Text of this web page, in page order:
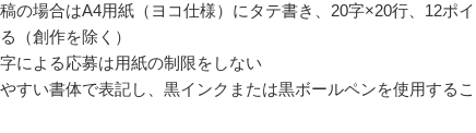
の場合はA4用紙（ヨコ仕様）にタテ書き、20字×20行、12ポイ
（創作を除く）
による応募は用紙の制限をしない
すい書体で表記し、黒インクまたは黒ボールペンを使用するこ